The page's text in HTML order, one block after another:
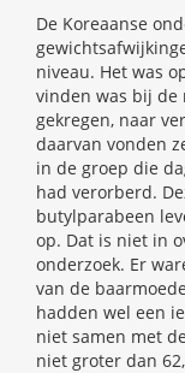
De Koreaanse
niveau. Het was
vinden was bij
gekregen, naar
daarvan vonden
in de groep die
had verorberd.
butylparabeen
op. Dat is niet in
onderzoek. Er
van de
hadden wel een
niet samen met
niet groter dan